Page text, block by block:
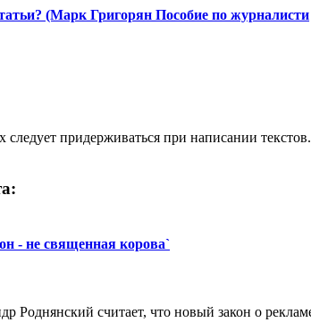
(Марк Григорян Пособие по журналисти
следует придерживаться при написании текстов.
- не священная корова`
Роднянский считает, что новый закон о